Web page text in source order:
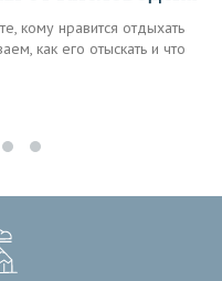
кому нравится отдыхать
как его отыскать и что